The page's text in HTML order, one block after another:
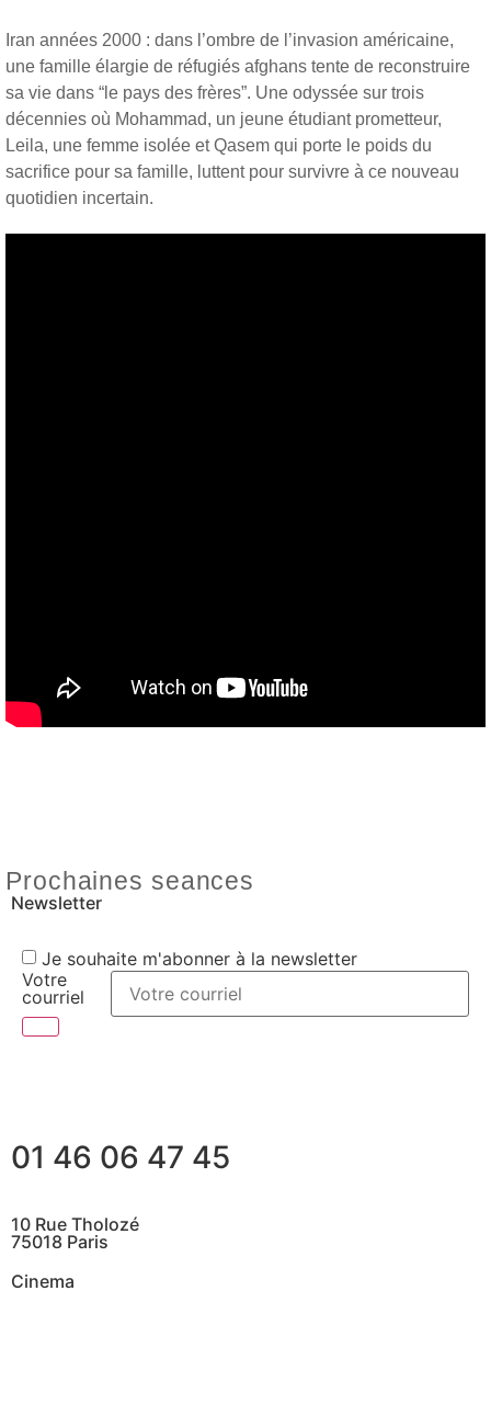
Iran années 2000 : dans l’ombre de l’invasion américaine,
une famille élargie de réfugiés afghans tente de reconstruire
sa vie dans “le pays des frères”. Une odyssée sur trois
décennies où Mohammad, un jeune étudiant prometteur,
Leila, une femme isolée et Qasem qui porte le poids du
sacrifice pour sa famille, luttent pour survivre à ce nouveau
quotidien incertain.
Prochaines seances
Newsletter
Je souhaite m'abonner à la newsletter
Votre
courriel
01 46 06 47 45
10 Rue Tholozé
75018 Paris
Cinema